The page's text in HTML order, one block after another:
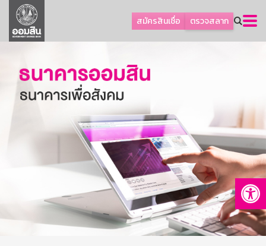
สมัครสินเชื่อ ตรวจสลาก
ลูกค้าธุรกิจ
ลูกค้าผู้ประกอบรายย่อย
ออมเพื่อสุข
เกี่ยวกับธนาคาร
การพัฒนาที่ยั่งยืน
บริการทางการเงิน
ติดต่อเรา
บริการออนไลน์